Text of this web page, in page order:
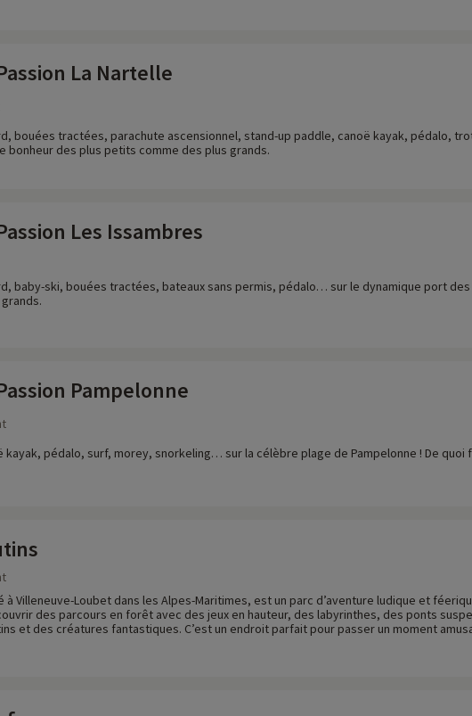
La Nartelle
bouées tractées, parachute ascensionnel, stand-up paddle, canoë kayak, pédalo,
bonheur des plus petits comme des plus grands.
Les Issambres
baby-ski, bouées tractées, bateaux sans permis, pédalo… sur le dynamique port
Pampelonne
kayak, pédalo, surf, morey, snorkeling… sur la célèbre plage de Pampelonne ! De
à Villeneuve-Loubet dans les Alpes-Maritimes, est un parc d’aventure ludique et
des parcours en forêt avec des jeux en hauteur, des labyrinthes, des ponts
et des créatures fantastiques. C’est un endroit parfait pour passer un moment